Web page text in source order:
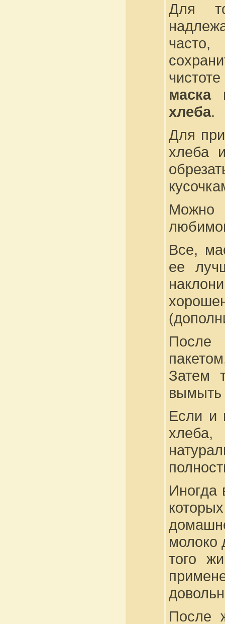
Для
маска
хлеба.
Для
хлеба
Можно
Все,
ее
После
Затем
Если и
Иногда
молоко
того
После